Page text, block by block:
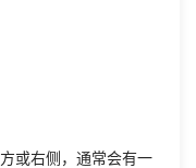
或右侧，通常会有一